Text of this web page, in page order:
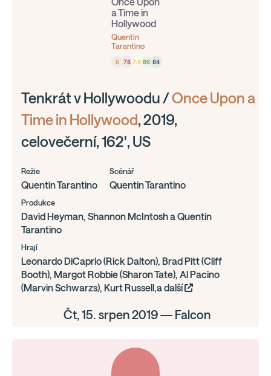
a Time in
Hollywood
Quentin
Tarantino
6 78 7.6 86 84
Tenkrát v Hollywoodu /Once Upon a
Time in Hollywood, 2019,
celovečerní, 162', US
Režie
Quentin Tarantino
Scénář
Quentin Tarantino
Produkce
David Heyman, Shannon McIntosh a Quentin
Tarantino
Hrají
Leonardo DiCaprio (Rick Dalton), Brad Pitt (Cliff
Booth), Margot Robbie (Sharon Tate), Al Pacino
(Marvin Schwarzs), Kurt Russell,a další
Čt, 15. srpen 2019 — Falcon